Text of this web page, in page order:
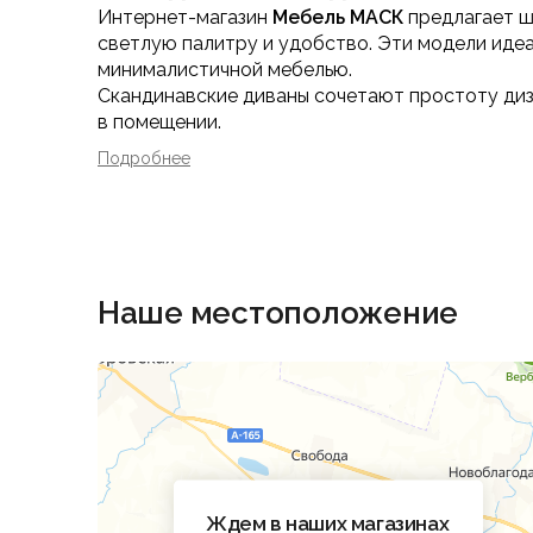
Интернет-магазин Мебель МАСК предлагает
светлую палитру и удобство. Эти модели
минималистичной мебелью.
Скандинавские диваны сочетают простоту
в помещении.
Ассортимент диванов в
Угловые и модульные диваны
обеспечивают больше посадочных мест без
Диваны-кровати и
Модели с трансформацией идеально
Компактные двухместные
Лёгкие и аккуратные модели для
Подробнее
Наше местоположение
Ждем в наших магазинах